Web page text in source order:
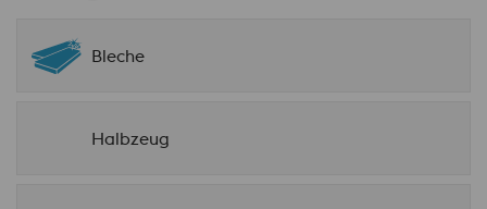
Bleche
Halbzeug